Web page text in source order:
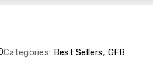
Categories: Best Sellers, GFB